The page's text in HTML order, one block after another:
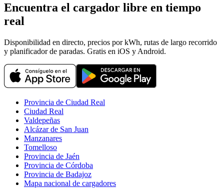
Encuentra el cargador libre en tiempo
real
Disponibilidad en directo, precios por kWh, rutas de largo recorrido
y planificador de paradas. Gratis en iOS y Android.
Provincia de Ciudad Real
Ciudad Real
Valdepeñas
Alcázar de San Juan
Manzanares
Tomelloso
Provincia de Jaén
Provincia de Córdoba
Provincia de Badajoz
Mapa nacional de cargadores